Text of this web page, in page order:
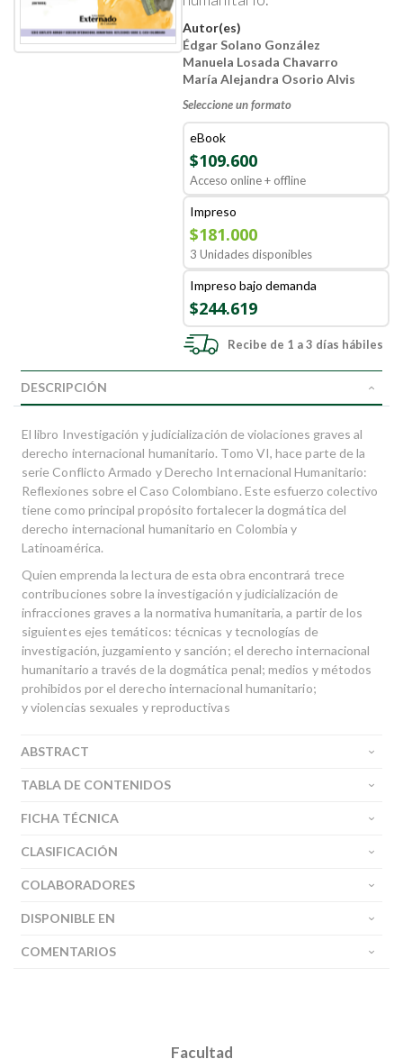
Autor(es)
Édgar Solano González
Manuela Losada Chavarro
María Alejandra Osorio Alvis
Seleccione un formato
eBook
$109.600
Acceso online + offline
Impreso
$181.000
3 Unidades disponibles
Impreso bajo demanda
$244.619
Recibe de 1 a 3 días hábiles
DESCRIPCIÓN
El libro Investigación y judicialización de violaciones graves al
derecho internacional humanitario. Tomo VI, hace parte de la
serie Conflicto Armado y Derecho Internacional Humanitario:
Reflexiones sobre el Caso Colombiano. Este esfuerzo colectivo
tiene como principal propósito fortalecer la dogmática del
derecho internacional humanitario en Colombia y
Latinoamérica.
Quien emprenda la lectura de esta obra encontrará trece
contribuciones sobre la investigación y judicialización de
infracciones graves a la normativa humanitaria, a partir de los
siguientes ejes temáticos: técnicas y tecnologías de
investigación, juzgamiento y sanción; el derecho internacional
humanitario a través de la dogmática penal; medios y métodos
prohibidos por el derecho internacional humanitario;
y violencias sexuales y reproductivas
ABSTRACT
TABLA DE CONTENIDOS
FICHA TÉCNICA
CLASIFICACIÓN
COLABORADORES
DISPONIBLE EN
COMENTARIOS
Facultad